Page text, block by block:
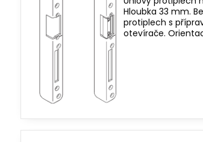
Hloubka 33 mm.
protiplech s
otevírače.